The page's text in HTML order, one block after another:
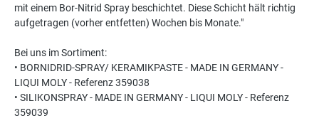
mit einem Bor-Nitrid Spray beschichtet. Diese Schicht hält richtig
aufgetragen (vorher entfetten) Wochen bis Monate."
Bei uns im Sortiment:
• BORNIDRID-SPRAY/ KERAMIKPASTE - MADE IN GERMANY -
LIQUI MOLY - Referenz 359038
• SILIKONSPRAY - MADE IN GERMANY - LIQUI MOLY - Referenz
359039